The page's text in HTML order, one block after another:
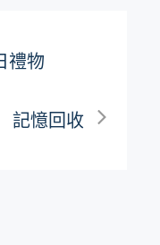
禮物
記憶回收